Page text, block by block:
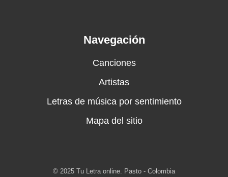
Navegación
Canciones
Artistas
Letras de música por sentimiento
Mapa del sitio
© 2025 Tu Letra online. Pasto - Colombia